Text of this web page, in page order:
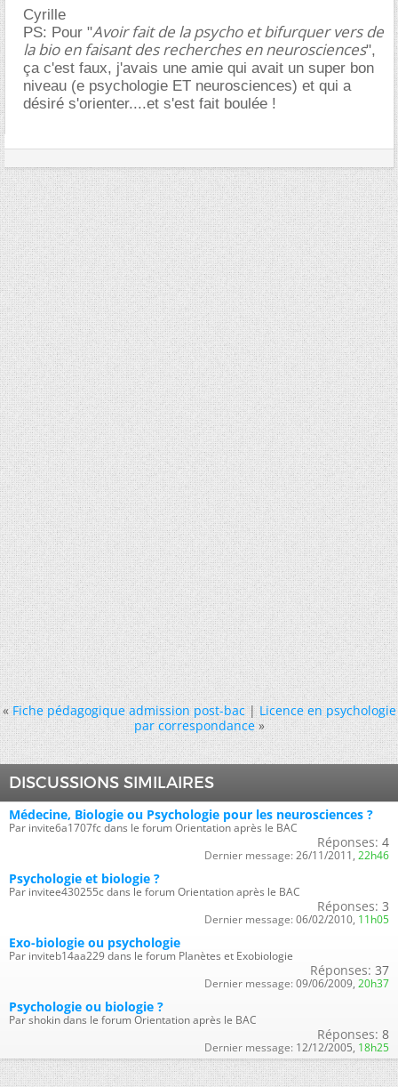
Cyrille
PS: Pour "Avoir fait de la psycho et bifurquer vers de
la bio en faisant des recherches en neurosciences",
ça c'est faux, j'avais une amie qui avait un super bon
niveau (e psychologie ET neurosciences) et qui a
désiré s'orienter....et s'est fait boulée !
« Fiche pédagogique admission post-bac|Licence en psychologie
par correspondance »
DISCUSSIONS SIMILAIRES
Médecine, Biologie ou Psychologie pour les neurosciences ?
Par invite6a1707fc dans le forum Orientation après le BAC
Réponses: 4
Dernier message: 26/11/2011, 22h46
Psychologie et biologie ?
Par invitee430255c dans le forum Orientation après le BAC
Réponses: 3
Dernier message: 06/02/2010, 11h05
Exo-biologie ou psychologie
Par inviteb14aa229 dans le forum Planètes et Exobiologie
Réponses: 37
Dernier message: 09/06/2009, 20h37
Psychologie ou biologie ?
Par shokin dans le forum Orientation après le BAC
Réponses: 8
Dernier message: 12/12/2005, 18h25